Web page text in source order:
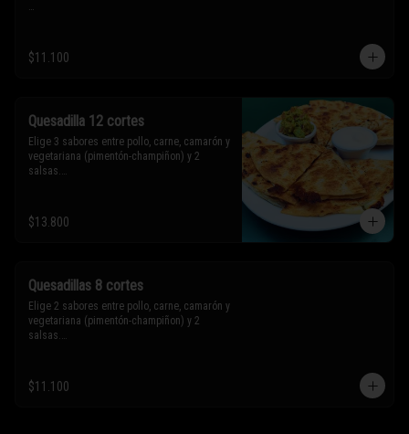
Sólo puedes solicitar eliminar un
ingrediente.
$11.100
Quesadilla 12 cortes
Elige 3 sabores entre pollo, carne, camarón y
vegetariana (pimentón-champiñon) y 2
salsas.
* Los ingredientes no son intercambiables.
Sólo puedes solicitar eliminar un
$13.800
Quesadillas 8 cortes
Elige 2 sabores entre pollo, carne, camarón y
vegetariana (pimentón-champiñon) y 2
salsas.
* Los ingredientes no son intercambiables.
Sólo puedes solicitar eliminar un
$11.100